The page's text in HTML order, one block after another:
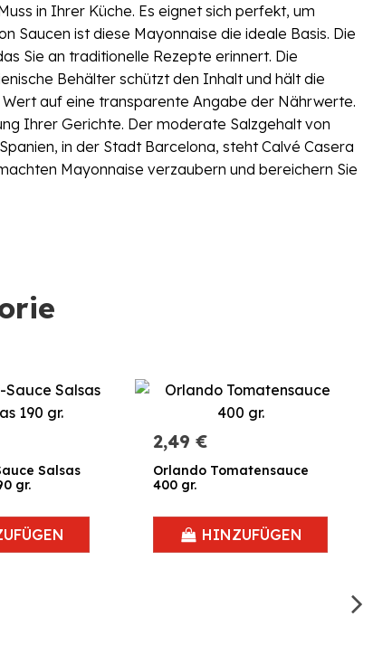
in Ihrer Küche. Es eignet sich perfekt, um
Saucen ist diese Mayonnaise die ideale Basis. Die
Sie an traditionelle Rezepte erinnert. Die
Behälter schützt den Inhalt und hält die
auf eine transparente Angabe der Nährwerte.
Ihrer Gerichte. Der moderate Salzgehalt von
in der Stadt Barcelona, steht Calvé Casera
Mayonnaise verzaubern und bereichern Sie
Salsas
gr.
2,49 €
Orlando Tomatensauce
400 gr.
HINZUFÜGEN